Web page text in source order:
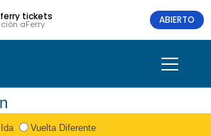
tickets
aFerry ABIERTO
Vuelta Diferente